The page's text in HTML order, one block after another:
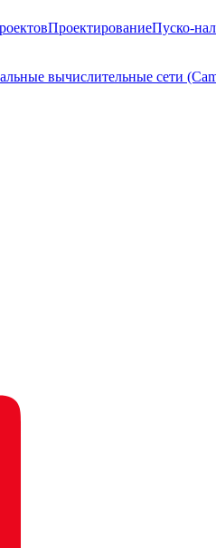
ПроектированиеПуско-
вычислительные сети